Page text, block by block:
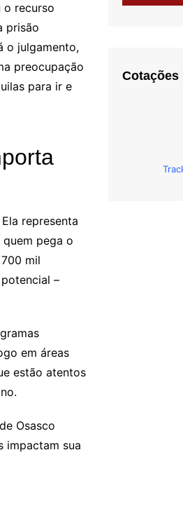
o recurso
prisão
o julgamento,
preocupação
para ir e
representa
pega o
mil
–
em áreas
estão atentos
Osasco
impactam sua
Cotações